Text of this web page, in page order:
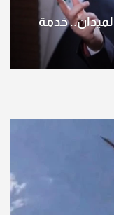
خدمة